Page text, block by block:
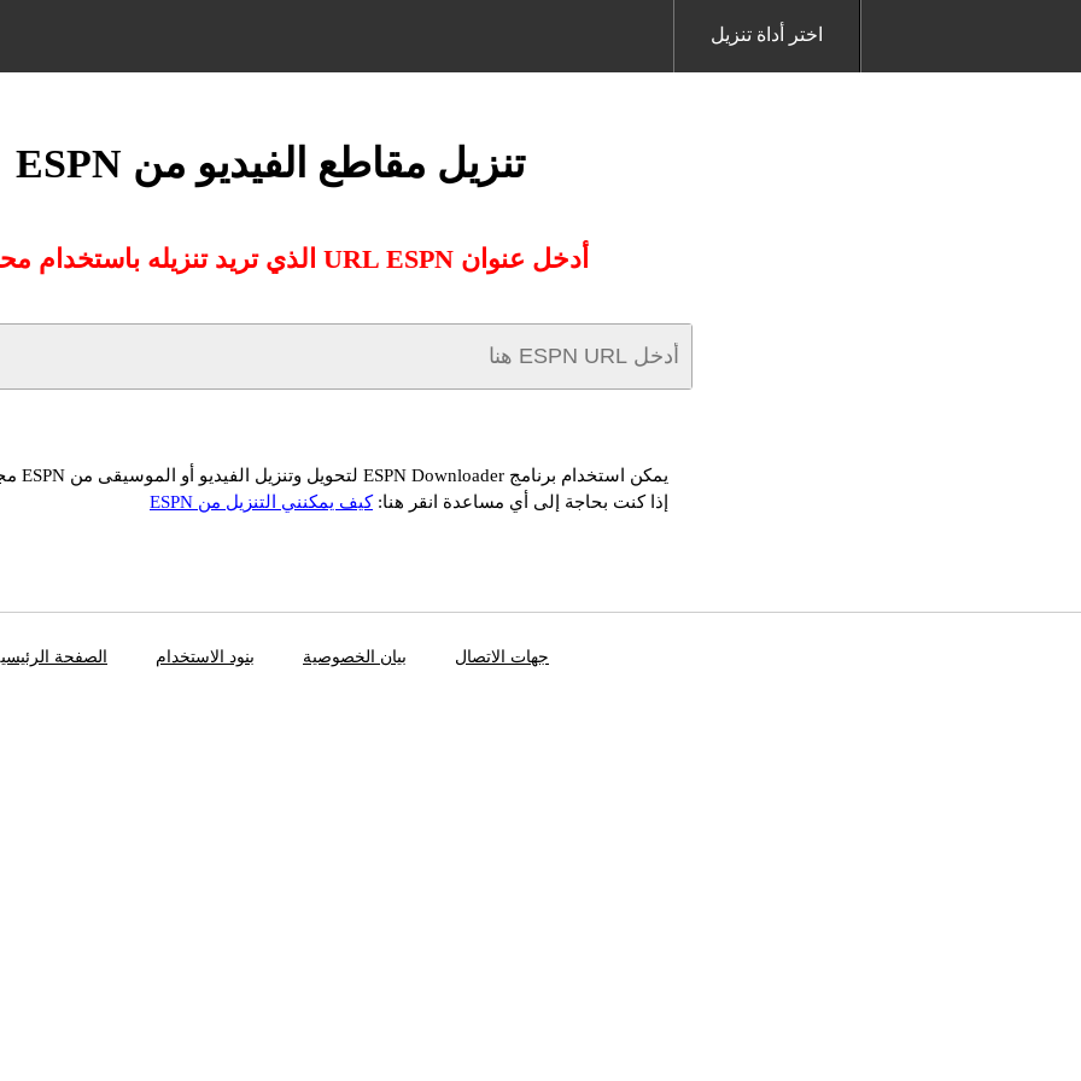
اختر أداة تنزيل
تنزيل مقاطع الفيديو من ESPN
أدخل عنوان URL ESPN الذي تريد تنزيله باستخدام محولنا:
يمكن استخدام برنامج ESPN Downloader لتحويل وتنزيل الفيديو أو الموسيقى من ESPN مجانًا
إذا كنت بحاجة إلى أي مساعدة انقر هنا:كيف يمكنني التنزيل من ESPN
الصفحة بنود الاستخدام بيان الخصوصية جهات الاتصال